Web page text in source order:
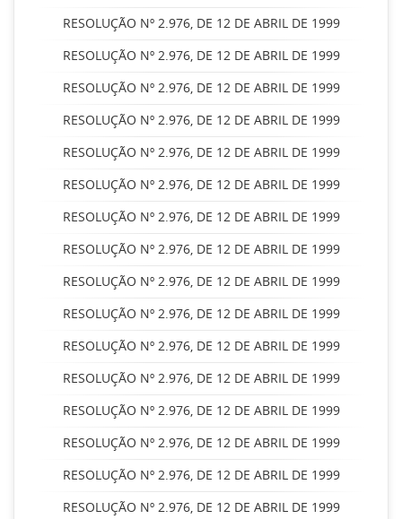
RESOLUÇÃO Nº 2.976, DE 12 DE ABRIL DE 1999
RESOLUÇÃO Nº 2.976, DE 12 DE ABRIL DE 1999
RESOLUÇÃO Nº 2.976, DE 12 DE ABRIL DE 1999
RESOLUÇÃO Nº 2.976, DE 12 DE ABRIL DE 1999
RESOLUÇÃO Nº 2.976, DE 12 DE ABRIL DE 1999
RESOLUÇÃO Nº 2.976, DE 12 DE ABRIL DE 1999
RESOLUÇÃO Nº 2.976, DE 12 DE ABRIL DE 1999
RESOLUÇÃO Nº 2.976, DE 12 DE ABRIL DE 1999
RESOLUÇÃO Nº 2.976, DE 12 DE ABRIL DE 1999
RESOLUÇÃO Nº 2.976, DE 12 DE ABRIL DE 1999
RESOLUÇÃO Nº 2.976, DE 12 DE ABRIL DE 1999
RESOLUÇÃO Nº 2.976, DE 12 DE ABRIL DE 1999
RESOLUÇÃO Nº 2.976, DE 12 DE ABRIL DE 1999
RESOLUÇÃO Nº 2.976, DE 12 DE ABRIL DE 1999
RESOLUÇÃO Nº 2.976, DE 12 DE ABRIL DE 1999
RESOLUÇÃO Nº 2.976, DE 12 DE ABRIL DE 1999